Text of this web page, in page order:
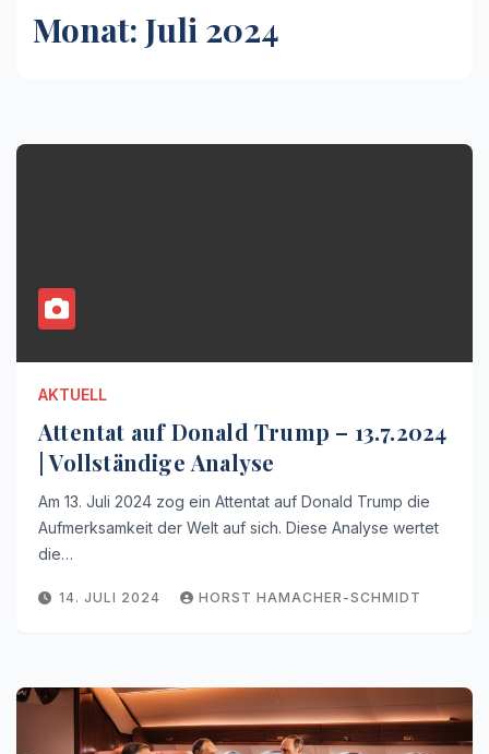
Monat: Juli 2024
AKTUELL
Attentat auf Donald Trump – 13.7.2024
| Vollständige Analyse
Am 13. Juli 2024 zog ein Attentat auf Donald Trump die
Aufmerksamkeit der Welt auf sich. Diese Analyse wertet
die…
14. JULI 2024 HORST HAMACHER-SCHMIDT